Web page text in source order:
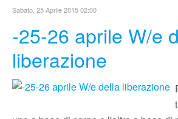
Sabato, 25 Aprile 2015 02:00
-25-26 aprile W/e
liberazione